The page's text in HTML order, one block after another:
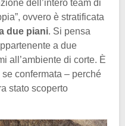
dell’intero team di
ovvero è stratificata
due piani. Si pensa
a due
all’ambiente di corte. È
confermata – perché
stato scoperto